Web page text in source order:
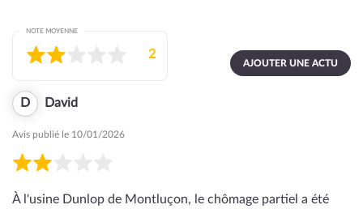
AJOUTER UNE ACTU
NOTE MOYENNE
2
D David
Avis publié le 10/01/2026
À l'usine Dunlop de Montluçon, le chômage partiel a été